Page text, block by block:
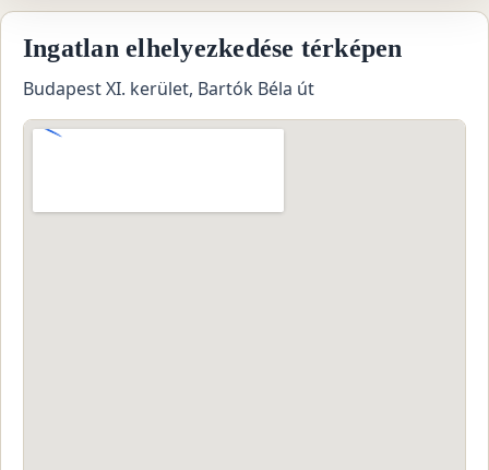
Ingatlan elhelyezkedése térképen
Budapest XI. kerület, Bartók Béla út